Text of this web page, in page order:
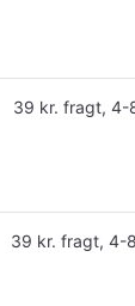
39 kr. fragt, 4-
39 kr. fragt, 4-